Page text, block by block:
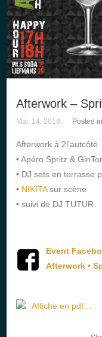
Afterwork –
Mai, 14, 2018 Posted in
Afterwork à 2l’autcôté
• Apéro Spritz &
• DJ sets en terrasse
• NIKITAsur scène
• suivi de DJ TUTUR
Event
Afterwork •
Affiche en pdf…